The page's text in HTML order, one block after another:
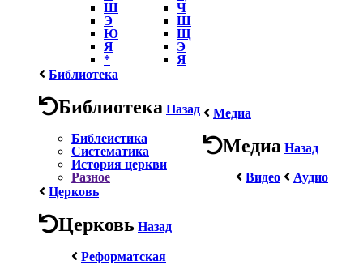
Ш
Э
Ю
Я
*
Ч
Ш
Щ
Э
Я
Библиотека
Библиотека Назад
Библеистика
Систематика
История церкви
Разное
Медиа
Медиа Назад
Видео
Аудио
Церковь
Церковь Назад
Реформатская